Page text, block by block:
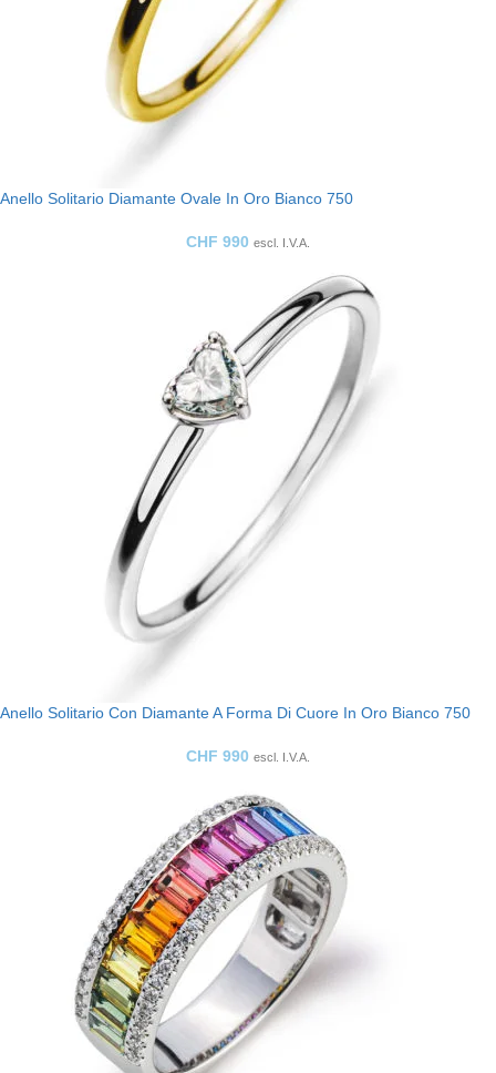
Anello Solitario Diamante Ovale In Oro Bianco 750
CHF 990 escl. I.V.A.
Anello Solitario Con Diamante A Forma Di Cuore In Oro Bianco 750
CHF 990 escl. I.V.A.